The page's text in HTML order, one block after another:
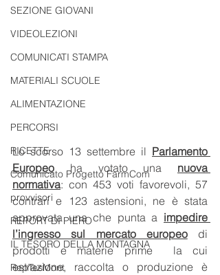
SEZIONE GIOVANI
VIDEOLEZIONI
COMUNICATI STAMPA
MATERIALI SCUOLE
ALIMENTAZIONE
PERCORSI
RICETTE
Comunicato Progetto FarmCom
provvisori
REPORT DI PIERO
IL TESORO DELLA MONTAGNA
RepTesMont
Lo scorso 13 settembre il Parlamento
Europeo ha votato una nuova
normativa: con 453 voti favorevoli, 57
contrari e 123 astensioni, ne è stata
approvata una che punta a impedire
l’ingresso sul mercato europeo di
prodotti e materie prime  la cui
estrazione, raccolta o produzione è